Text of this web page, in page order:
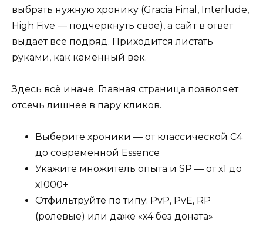
выбрать нужную хронику (Gracia Final, Interlude,
High Five — подчеркнуть своё), а сайт в ответ
выдаёт всё подряд. Приходится листать
руками, как каменный век.
Здесь всё иначе. Главная страница позволяет
отсечь лишнее в пару кликов.
Выберите хроники — от классической C4
до современной Essence
Укажите множитель опыта и SP — от х1 до
х1000+
Отфильтруйте по типу: PvP, PvE, RP
(ролевые) или даже «х4 без доната»